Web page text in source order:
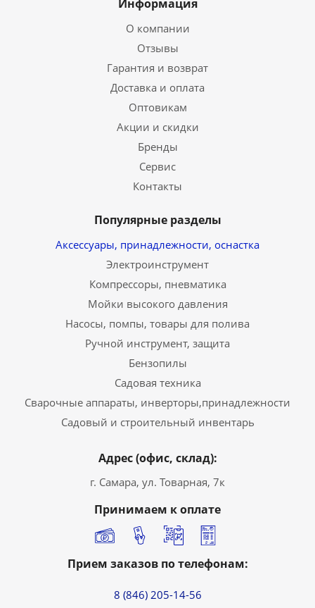
Информация
О компании
Отзывы
Гарантия и возврат
Доставка и оплата
Оптовикам
Акции и скидки
Бренды
Сервис
Контакты
Популярные разделы
Аксессуары, принадлежности, оснастка
Электроинструмент
Компрессоры, пневматика
Мойки высокого давления
Насосы, помпы, товары для полива
Ручной инструмент, защита
Бензопилы
Садовая техника
Сварочные аппараты, инверторы,принадлежности
Садовый и строительный инвентарь
Адрес (офис, склад):
г. Самара, ул. Товарная, 7к
Принимаем к оплате
Прием заказов по телефонам:
8 (846) 205-14-56